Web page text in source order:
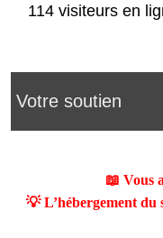
114 visiteurs en
Votre soutien
📖 Vous
💡 L’hébergement du